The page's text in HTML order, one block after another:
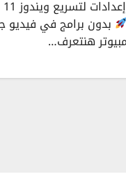
بدون برامج في فيديو
هنتعرف…